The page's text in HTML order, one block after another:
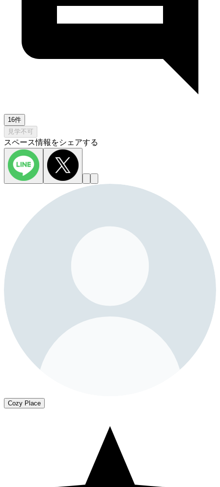
16件
見学不可
スペース情報をシェアする
Cozy Place